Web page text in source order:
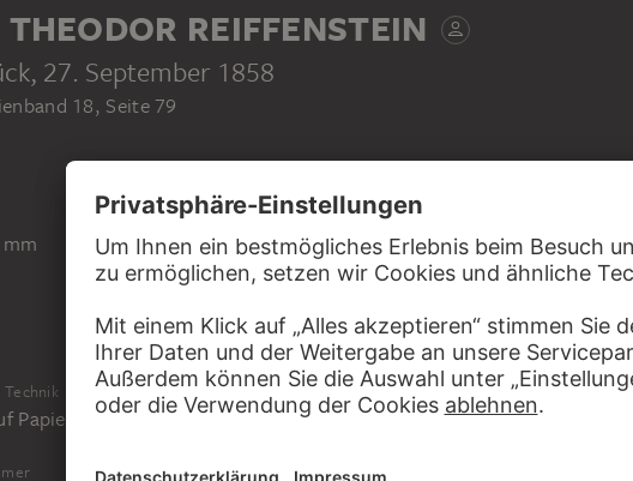
THEODOR REIFFENSTEIN
, 27. September 1858
18, Seite 79
Papier